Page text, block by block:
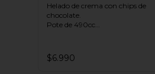
Helado de crema con chips de
chocolate.
Pote de 490cc
$6.990